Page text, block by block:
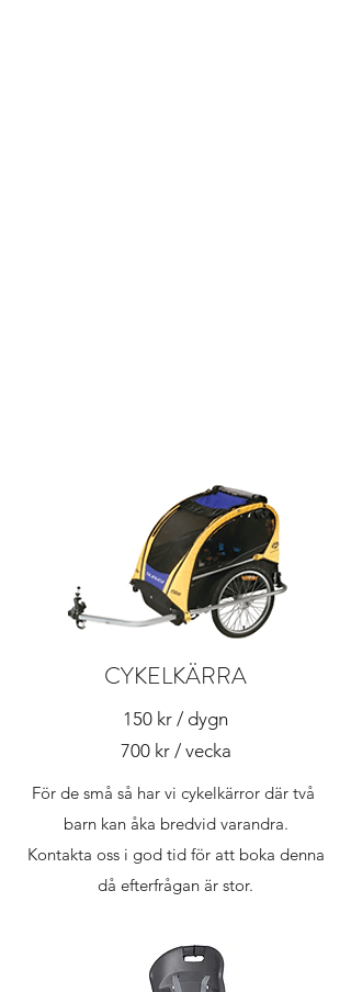
CYKELKÄRRA
150 kr / dygn
700 kr / vecka
För de små så har vi cykelkärror där två
barn kan åka bredvid varandra.
Kontakta oss i god tid för att boka denna
då efterfrågan är stor.